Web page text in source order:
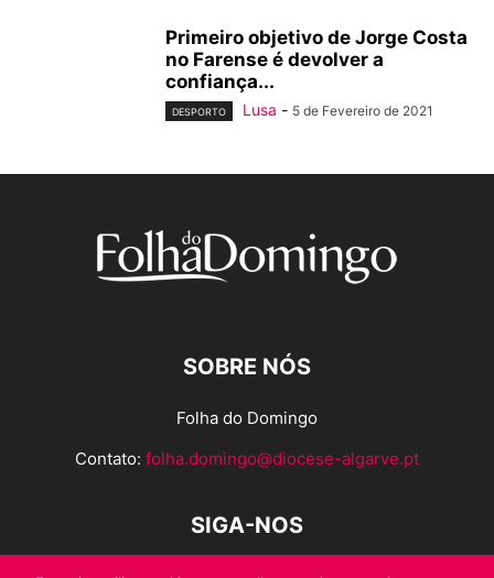
Primeiro objetivo de Jorge Costa
no Farense é devolver a
confiança...
DESPORTO Lusa - 5 de Fevereiro de 2021
SOBRE NÓS
Folha do Domingo
Contato: folha.domingo@diocese-algarve.pt
SIGA-NOS